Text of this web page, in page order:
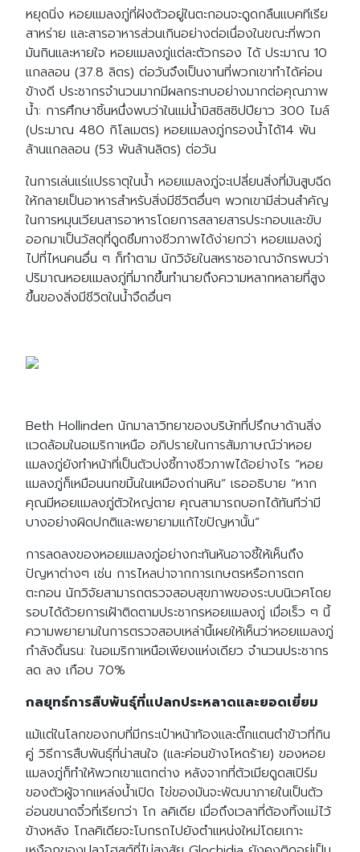
หยุดนิ่ง หอยแมลงภู่ที่ฝังตัวอยู่ในตะกอนจะดูดกลืนแบคทีเรีย
สาหร่าย และสารอาหารส่วนเกินอย่างต่อเนื่องในขณะที่พวก
มันกินและหายใจ หอยแมลงภู่แต่ละตัวกรอง ได้ ประมาณ 10
แกลลอน (37.8 ลิตร) ต่อวันจึงเป็นงานที่พวกเขาทำได้ค่อน
ข้างดี ประชากรจำนวนมากมีผลกระทบอย่างมากต่อคุณภาพ
น้ำ: การศึกษาชิ้นหนึ่งพบว่าในแม่น้ำมิสซิสซิปปียาว 300 ไมล์
(ประมาณ 480 กิโลเมตร) หอยแมลงภู่กรองน้ำได้14 พัน
ล้านแกลลอน (53 พันล้านลิตร) ต่อวัน
ในการเล่นแร่แปรธาตุในน้ำ หอยแมลงภู่จะเปลี่ยนสิ่งที่มันสูบฉีด
ให้กลายเป็นอาหารสำหรับสิ่งมีชีวิตอื่นๆ พวกเขามีส่วนสำคัญ
ในการหมุนเวียนสารอาหารโดยการสลายสารประกอบและขับ
ออกมาเป็นวัสดุที่ดูดซึมทางชีวภาพได้ง่ายกว่า หอยแมลงภู่
ไปที่ไหนคนอื่น ๆ ก็ทำตาม นักวิจัยในสหราชอาณาจักรพบว่า
ปริมาณหอยแมลงภู่ที่มากขึ้นทำนายถึงความหลากหลายที่สูง
ขึ้นของสิ่งมีชีวิตในน้ำจืดอื่นๆ
Beth Hollinden นักมาลาวิทยาของบริษัทที่ปรึกษาด้านสิ่ง
แวดล้อมในอเมริกาเหนือ อภิปรายในการสัมภาษณ์ว่าหอย
แมลงภู่ยังทำหน้าที่เป็นตัวบ่งชี้ทางชีวภาพได้อย่างไร “หอย
แมลงภู่ก็เหมือนนกขมิ้นในเหมืองถ่านหิน” เธออธิบาย “หาก
คุณมีหอยแมลงภู่ตัวใหญ่ตาย คุณสามารถบอกได้ทันทีว่ามี
บางอย่างผิดปกติและพยายามแก้ไขปัญหานั้น”
การลดลงของหอยแมลงภู่อย่างกะทันหันอาจชี้ให้เห็นถึง
ปัญหาต่างๆ เช่น การไหลบ่าจากการเกษตรหรือการตก
ตะกอน นักวิจัยสามารถตรวจสอบสุขภาพของระบบนิเวศโดย
รอบได้ด้วยการเฝ้าติดตามประชากรหอยแมลงภู่ เมื่อเร็ว ๆ นี้
ความพยายามในการตรวจสอบเหล่านี้เผยให้เห็นว่าหอยแมลงภู่
กำลังดิ้นรน: ในอเมริกาเหนือเพียงแห่งเดียว จำนวนประชากร
ลด ลง เกือบ 70%
กลยุทธ์การสืบพันธุ์ที่แปลกประหลาดและยอดเยี่ยม
แม้แต่ในโลกของกบที่มีกระเป๋าหน้าท้องและตั๊กแตนตำข้าวที่กิน
คู่ วิธีการสืบพันธุ์ที่น่าสนใจ (และค่อนข้างโหดร้าย) ของหอย
แมลงภู่ก็ทำให้พวกเขาแตกต่าง หลังจากที่ตัวเมียดูดสเปิร์ม
ของตัวผู้จากแหล่งน้ำเปิด ไข่ของมันจะพัฒนาภายในเป็นตัว
อ่อนขนาดจิ๋วที่เรียกว่า โก ลคิเดีย เมื่อถึงเวลาที่ต้องทิ้งแม่ไว้
ข้างหลัง โกลคิเดียจะโบกรถไปยังตำแหน่งใหม่โดยเกาะ